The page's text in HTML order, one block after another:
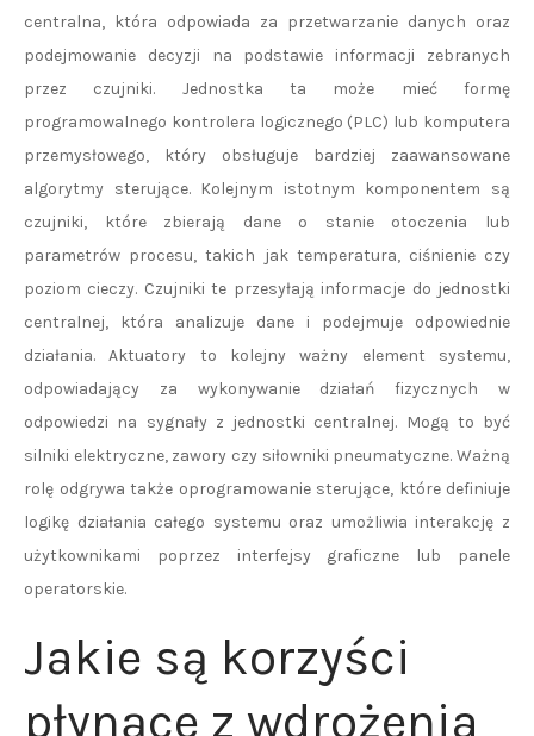
centralna, która odpowiada za przetwarzanie danych oraz
podejmowanie decyzji na podstawie informacji zebranych
przez czujniki. Jednostka ta może mieć formę
programowalnego kontrolera logicznego (PLC) lub komputera
przemysłowego, który obsługuje bardziej zaawansowane
algorytmy sterujące. Kolejnym istotnym komponentem są
czujniki, które zbierają dane o stanie otoczenia lub
parametrów procesu, takich jak temperatura, ciśnienie czy
poziom cieczy. Czujniki te przesyłają informacje do jednostki
centralnej, która analizuje dane i podejmuje odpowiednie
działania. Aktuatory to kolejny ważny element systemu,
odpowiadający za wykonywanie działań fizycznych w
odpowiedzi na sygnały z jednostki centralnej. Mogą to być
silniki elektryczne, zawory czy siłowniki pneumatyczne. Ważną
rolę odgrywa także oprogramowanie sterujące, które definiuje
logikę działania całego systemu oraz umożliwia interakcję z
użytkownikami poprzez interfejsy graficzne lub panele
operatorskie.
Jakie są korzyści
płynące z wdrożenia